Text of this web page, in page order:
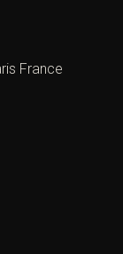
France